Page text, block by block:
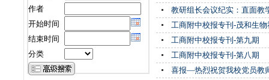
作者
开始时间
结束时间
分类
教研组长会议纪实：直面教
工商附中校报专刊-茂和生
工商附中校报专刊-第九期
工商附中校报专刊-第八期
喜报—热烈祝贺我校党员教